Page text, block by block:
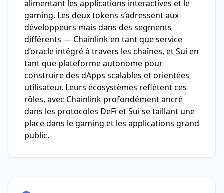
alimentant les applications interactives et le
gaming. Les deux tokens s’adressent aux
développeurs mais dans des segments
différents — Chainlink en tant que service
d’oracle intégré à travers les chaînes, et Sui en
tant que plateforme autonome pour
construire des dApps scalables et orientées
utilisateur. Leurs écosystèmes reflètent ces
rôles, avec Chainlink profondément ancré
dans les protocoles DeFi et Sui se taillant une
place dans le gaming et les applications grand
public.